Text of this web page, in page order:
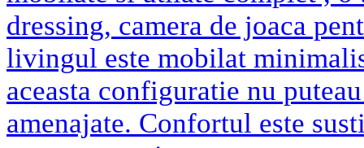
dressing, camera de joaca
livingul este mobilat
aceasta configuratie nu
amenajate. Confortul este